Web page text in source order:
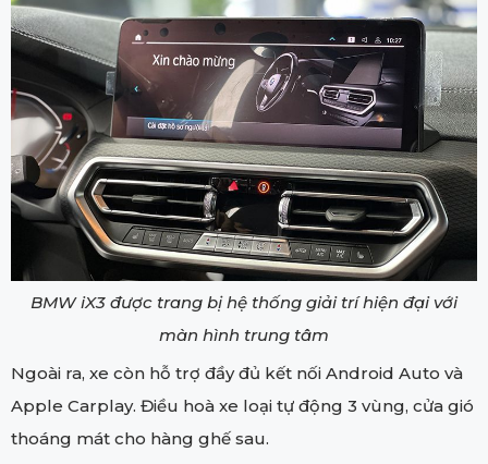
BMW iX3 được trang bị hệ thống giải trí hiện đại với
màn hình trung tâm
Ngoài ra, xe còn hỗ trợ đầy đủ kết nối Android Auto và
Apple Carplay. Điều hoà xe loại tự động 3 vùng, cửa gió
thoáng mát cho hàng ghế sau.